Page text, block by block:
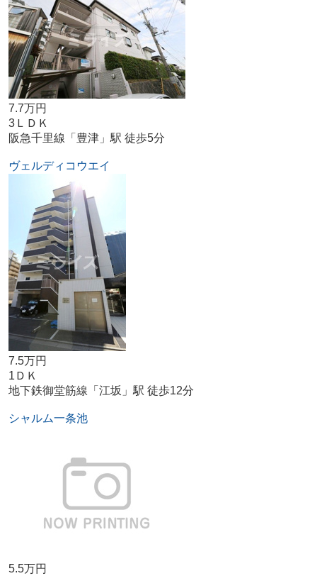
7.7万円
3ＬＤＫ
阪急千里線「豊津」駅 徒歩5分
ヴェルディコウエイ
7.5万円
1ＤＫ
地下鉄御堂筋線「江坂」駅 徒歩12分
シャルム一条池
5.5万円